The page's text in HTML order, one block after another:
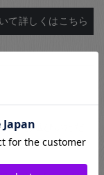
て詳しくはこちら
がお選びいただ
箱もご用意してお